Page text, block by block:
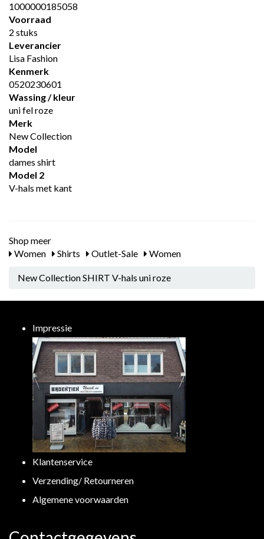
1000000185058
Voorraad
2 stuks
Leverancier
Lisa Fashion
Kenmerk
0520230601
Wassing / kleur
uni fel roze
Merk
New Collection
Model
dames shirt
Model 2
V-hals met kant
Shop meer
Women
Shirts Outlet-Sale Women
New Collection SHIRT V-hals uni roze
Impressie
Klantenservice
Verzending/ Retourneren
Algemene voorwaarden